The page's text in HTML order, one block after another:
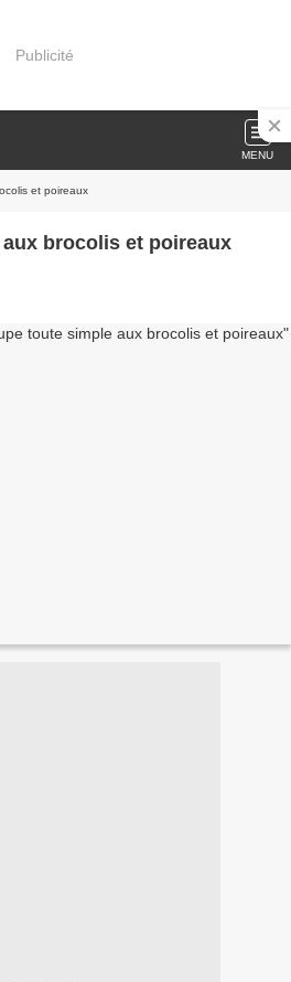
Publicité
MENU
et poireaux
brocolis et poireaux